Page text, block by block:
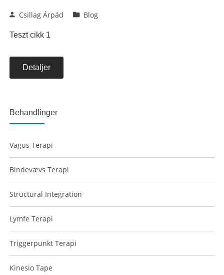
Csillag Árpád Blog
Teszt cikk 1
Detaljer
Behandlinger
Vagus Terapi
Bindevævs Terapi
Structural Integration
Lymfe Terapi
Triggerpunkt Terapi
Kinesio Tape